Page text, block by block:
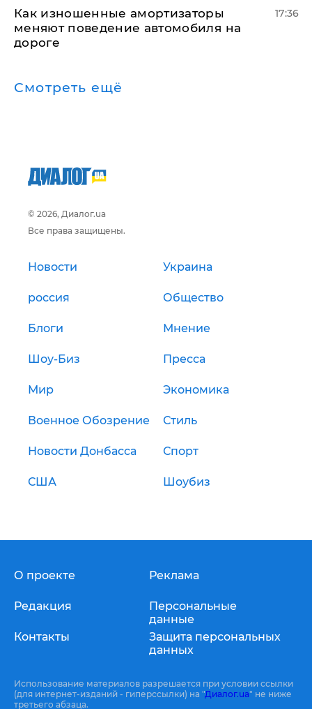
Как изношенные амортизаторы
меняют поведение автомобиля на
дороге
17:36
Смотреть ещё
© 2026, Диалог.ua
Все права защищены.
Новости Украина
россия Общество
Блоги Мнение
Шоу-Биз Пресса
Мир Экономика
Военное Обозрение Стиль
Новости Донбасса Спорт
США Шоубиз
О проекте
Редакция
Контакты
Реклама
Персональные
данные
Защита персональных
данных
Использование материалов разрешается при условии ссылки
(для интернет-изданий - гиперссылки) на "Диалог.ua" не ниже
третьего абзаца.